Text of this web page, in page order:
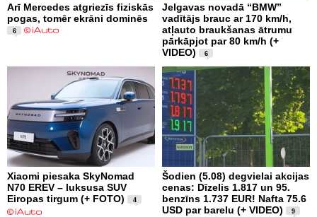
Arī Mercedes atgriezīs fiziskās
pogas, tomēr ekrāni dominēs
6
Jelgavas novadā “BMW”
vadītājs brauc ar 170 km/h,
atļauto braukšanas ātrumu
pārkāpjot par 80 km/h (+
VIDEO)
6
Xiaomi piesaka SkyNomad
N70 EREV – luksusa SUV
Eiropas tirgum (+ FOTO)
4
Šodien (5.08) degvielai akcijas
cenas: Dīzelis 1.817 un 95.
benzīns 1.737 EUR! Nafta 75.6
USD par barelu (+ VIDEO)
9